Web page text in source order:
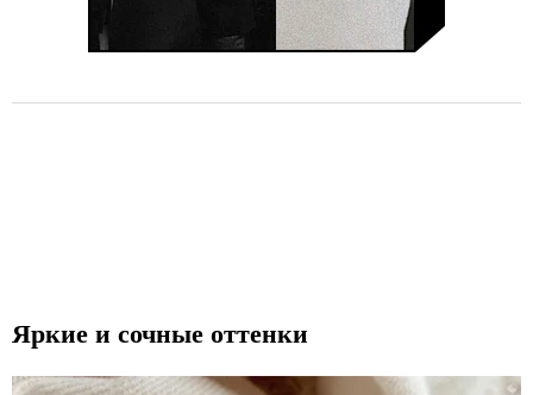
Яркие и сочные оттенки